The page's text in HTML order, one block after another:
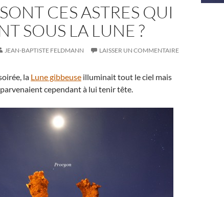
CES ASTRES QUI
SOUS LA LUNE ?
JEAN-BAPTISTE FELDMANN LAISSER UN COMMENTAIRE
la Lune gibbeuse illuminait tout le ciel mais
cependant à lui tenir tête.